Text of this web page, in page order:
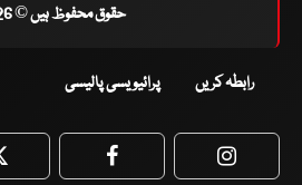
حقوق محفوظ ہیں © 2026
رابطہ کریں پرائیویسی پالیسی
Twitter Facebook